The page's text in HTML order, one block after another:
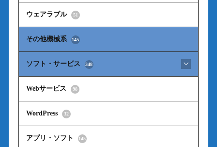
ウェアラブル 51
その他機械系 145
ソフト・サービス 348
Webサービス 98
WordPress 32
アプリ・ソフト 145